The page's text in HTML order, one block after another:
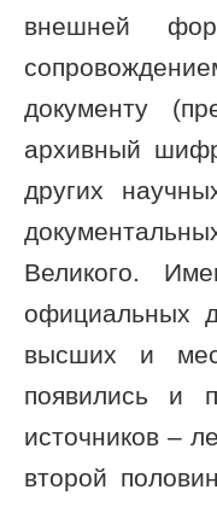
внешней
документу
архивный
других
Великого.
официальных
высших и
появились и
источников –
второй